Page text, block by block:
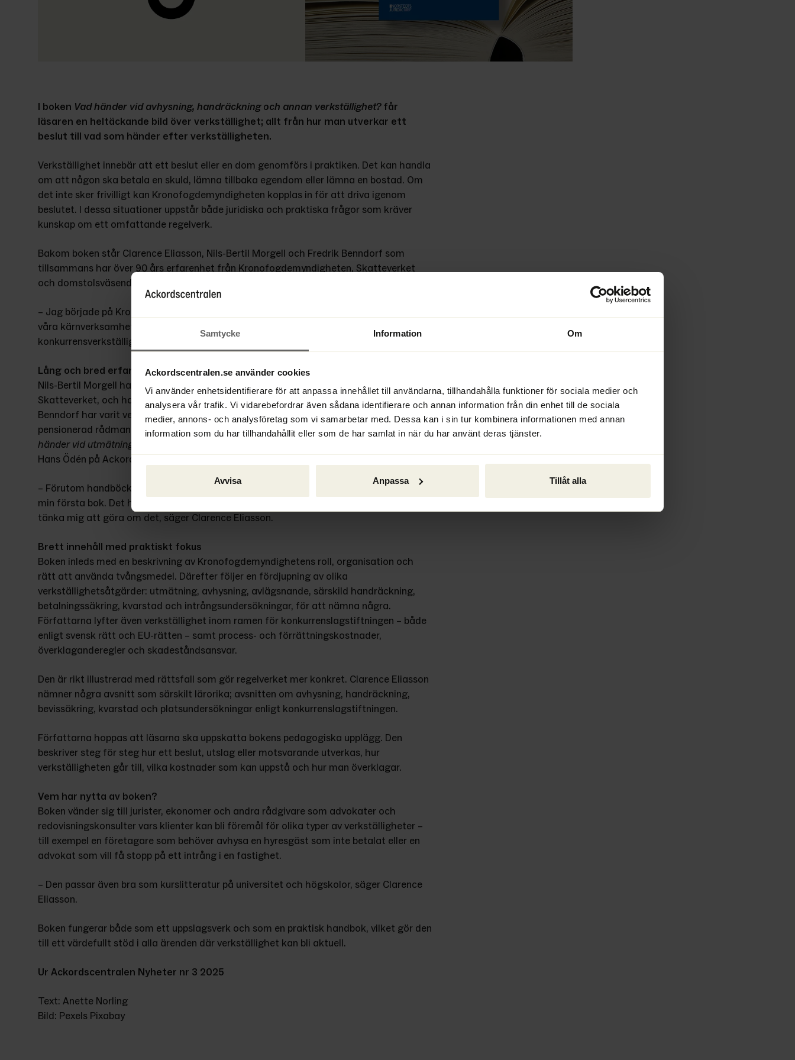
Samtycke Information Om
Ackordscentralen.se använder cookies
Vi använder enhetsidentifierare för att anpassa innehållet till användarna, tillhandahålla funktioner för sociala medier och
analysera vår trafik. Vi vidarebefordrar även sådana identifierare och annan information från din enhet till de sociala
medier, annons- och analysföretag som vi samarbetar med. Dessa kan i sin tur kombinera informationen med annan
information som du har tillhandahållit eller som de har samlat in när du har använt deras tjänster.
Avvisa Anpassa Tillåt alla
I boken Vad händer vid avhysning, handräckning och annan verkställighet? får
läsaren en heltäckande bild över verkställighet; allt från hur man utverkar ett
beslut till vad som händer efter verkställigheten.
Verkställighet innebär att ett beslut eller en dom genomförs i praktiken. Det kan handla
om att någon ska betala en skuld, lämna tillbaka egendom eller lämna en bostad. Om
det inte sker frivilligt kan Kronofogdemyndigheten kopplas in för att driva igenom
beslutet. I dessa situationer uppstår både juridiska och praktiska frågor som kräver
kunskap om ett omfattande regelverk.
Bakom boken står Clarence Eliasson, Nils-Bertil Morgell och Fredrik Benndorf som
tillsammans har över 90 års erfarenhet från Kronofogdemyndigheten, Skatteverket
och domstolsväsendet.
– Jag började på Kronofogdemyndigheten 1994 och har arbetat med i stort sett alla
våra kärnverksamheter, från betalningsföreläggande till kvarstad och
konkurrensverkställighet, berättar Clarence Eliasson.
Lång och bred erfarenhet tillsammans
Nils-Bertil Morgell har lång erfarenhet av obeståndsrätt, både vid Kronofogden och
Skatteverket, och har tidigare författat lagkommentarer och juridiska artiklar. Fredrik
Benndorf har varit verksam som kronofogde och processförare, och är numera
pensionerad rådman. Tillsammans har Morgell och Benndorf tidigare gett ut Vad
händer vid utmätning?
Hans Ödén på Ackordscentralen. För Clarence Eliasson är det debut som författare.
– Förutom handböcker och annat jag skrivit inom ramen för min anställning är detta
min första bok. Det har varit både inspirerande och roligt att skriva och jag kan absolut
tänka mig att göra om det, säger Clarence Eliasson.
Brett innehåll med praktiskt fokus
Boken inleds med en beskrivning av Kronofogdemyndighetens roll, organisation och
rätt att använda tvångsmedel. Därefter följer en fördjupning av olika
verkställighetsåtgärder: utmätning, avhysning, avlägsnande, särskild handräckning,
betalningssäkring, kvarstad och intrångsundersökningar, för att nämna några.
Författarna lyfter även verkställighet inom ramen för konkurrenslagstiftningen – både
enligt svensk rätt och EU-rätten – samt process- och förrättningskostnader,
överklaganderegler och skadeståndsansvar.
Den är rikt illustrerad med rättsfall som gör regelverket mer konkret. Clarence Eliasson
nämner några avsnitt som särskilt lärorika; avsnitten om avhysning, handräckning,
bevissäkring, kvarstad och platsundersökningar enligt konkurrenslagstiftningen.
Författarna hoppas att läsarna ska uppskatta bokens pedagogiska upplägg. Den
beskriver steg för steg hur ett beslut, utslag eller motsvarande utverkas, hur
verkställigheten går till, vilka kostnader som kan uppstå och hur man överklagar.
Vem har nytta av boken?
Boken vänder sig till jurister, ekonomer och andra rådgivare som advokater och
redovisningskonsulter vars klienter kan bli föremål för olika typer av verkställigheter –
till exempel en företagare som behöver avhysa en hyresgäst som inte betalat eller en
advokat som vill få stopp på ett intrång i en fastighet.
– Den passar även bra som kurslitteratur på universitet och högskolor, säger Clarence
Eliasson.
Boken fungerar både som ett uppslagsverk och som en praktisk handbok, vilket gör den
till ett värdefullt stöd i alla ärenden där verkställighet kan bli aktuell.
Ur Ackordscentralen Nyheter nr 3 2025
Text: Anette Norling
Bild: Pexels Pixabay